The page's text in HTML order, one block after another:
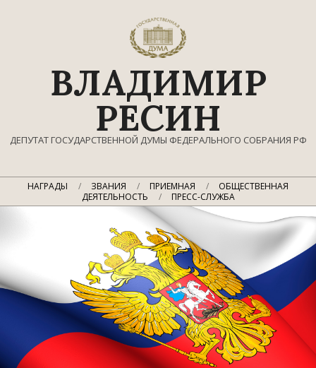
ВЛАДИМИР
РЕСИН
ДЕПУТАТ ГОСУДАРСТВЕННОЙ ДУМЫ ФЕДЕРАЛЬНОГО СОБРАНИЯ РФ
Главное
НАГРАДЫ ЗВАНИЯ ПРИЕМНАЯ
ОБЩЕСТВЕННАЯ
ДЕЯТЕЛЬНОСТЬ
ПРЕСС-СЛУЖБА